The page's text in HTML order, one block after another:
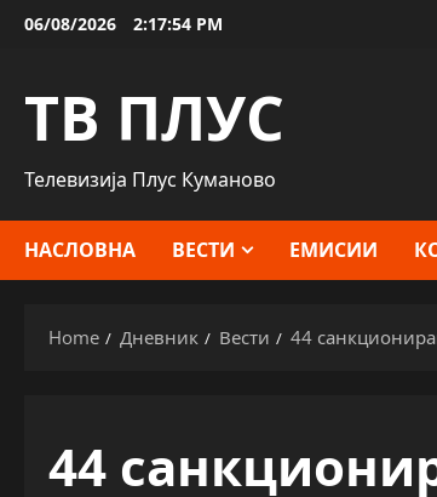
Skip06/08/2026 2:17:55 PM
ТВ ПЛУС
Телевизија Плус Куманово
НАСЛОВНА ВЕСТИ ЕМИСИИ
Home Дневник Вести 44
44